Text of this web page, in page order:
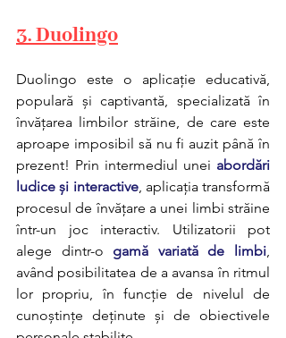
3. Duolingo
Duolingo este o aplicație educativă,
populară și captivantă, specializată în
învățarea limbilor străine, de care este
aproape imposibil să nu fi auzit până în
prezent! Prin intermediul unei abordări
ludice și interactive, aplicația transformă
procesul de învățare a unei limbi străine
într-un joc interactiv. Utilizatorii pot
alege dintr-o gamă variată de limbi,
având posibilitatea de a avansa în ritmul
lor propriu, în funcție de nivelul de
cunoștințe deținute și de obiectivele